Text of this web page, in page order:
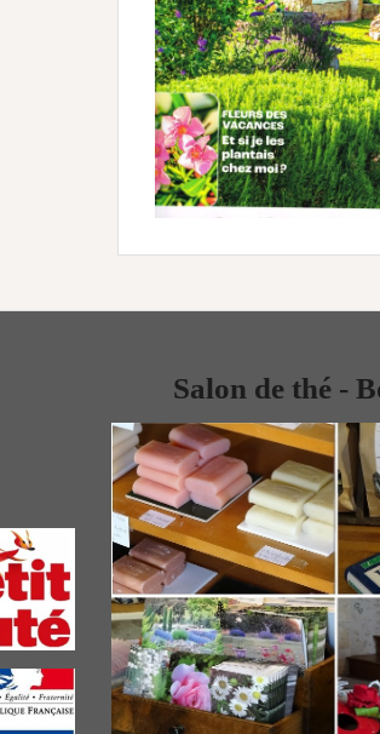
Salon de thé -